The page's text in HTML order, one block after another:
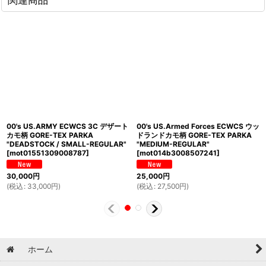
00's US.ARMY ECWCS 3C デザート
カモ柄 GORE-TEX PARKA
"DEADSTOCK / SMALL-REGULAR"
[mot01551309008787]
30,000円
(税込 : 33,000円)
00's US.Armed Forces ECWCS ウッ
ドランドカモ柄 GORE-TEX PARKA
"MEDIUM-REGULAR"
[mot014b3008507241]
25,000円
(税込 : 27,500円)
ホーム